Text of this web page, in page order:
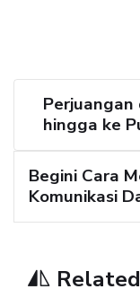
hingga ke
Begini Cara
Komunikasi